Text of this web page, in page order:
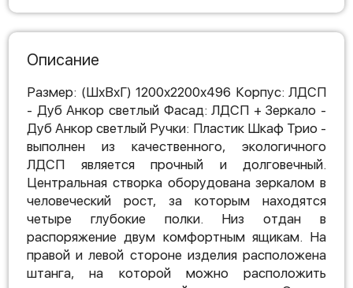
Описание
Размер: (ШхВхГ) 1200х2200х496 Корпус: ЛДСП
- Дуб Анкор светлый Фасад: ЛДСП + Зеркало -
Дуб Анкор светлый Ручки: Пластик Шкаф Трио -
выполнен из качественного, экологичного
ЛДСП является прочный и долговечный.
Центральная створка оборудована зеркалом в
человеческий рост, за которым находятся
четыре глубокие полки. Низ отдан в
распоряжение двум комфортным ящикам. На
правой и левой стороне изделия расположена
штанга, на которой можно расположить